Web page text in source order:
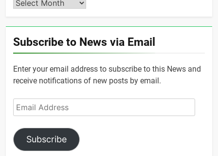
Archives
Subscribe to News via Email
Enter your email address to subscribe to this News and
receive notifications of new posts by email.
Email
Address
Subscribe